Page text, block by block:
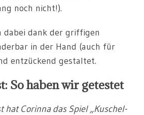
noch nicht!).
dabei dank der griffigen
in der Hand (auch für
entzückend gestaltet.
So haben wir getestet
hat Corinna das Spiel „Kuschel-